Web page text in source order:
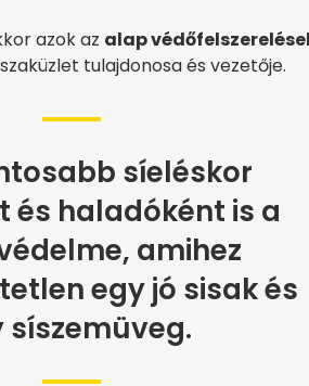
azok az alap
tulajdonosa és vezetője.
síeléskor
és haladóként is a
amihez
egy jó sisak és
síszemüveg.